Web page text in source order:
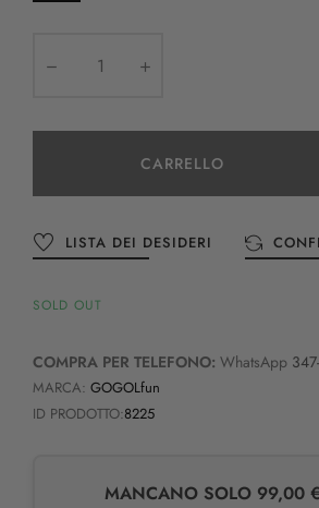
CARRELLO
LISTA DEI DESIDERI
SOLD OUT
COMPRA PER TELEFONO: WhatsApp
MARCA: GOGOLfun
ID PRODOTTO:8225
MANCANO SOLO 99,00